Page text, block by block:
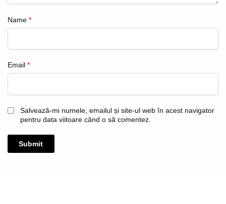
Name *
Email *
Salvează-mi numele, emailul și site-ul web în acest navigator
pentru data viitoare când o să comentez.